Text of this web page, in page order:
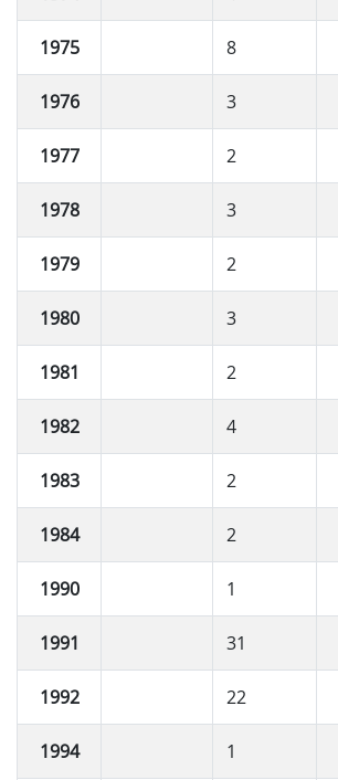
1975 8
1976 3
1977 2
1978 3
1979 2
1980 3
1981 2
1982 4
1983 2
1984 2
1990 1
1991 31
1992 22
1994 1